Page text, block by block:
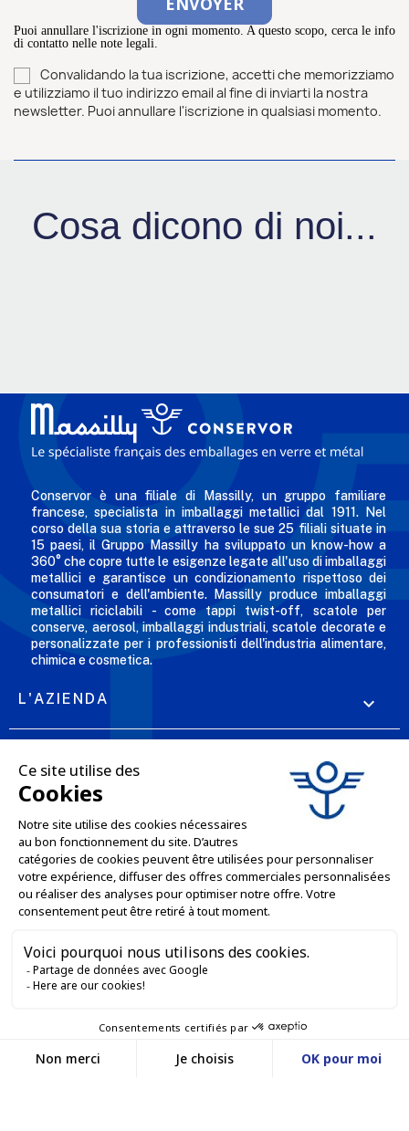
Puoi annullare l'iscrizione in ogni momento. A questo scopo, cerca le info
di contatto nelle note legali.
Convalidando la tua iscrizione, accetti che memorizziamo
e utilizziamo il tuo indirizzo email al fine di inviarti la nostra
newsletter. Puoi annullare l'iscrizione in qualsiasi momento.
Cosa dicono di noi...
Conservor è una filiale di Massilly, un gruppo familiare
francese, specialista in imballaggi metallici dal 1911. Nel
corso della sua storia e attraverso le sue 25 filiali situate in
15 paesi, il Gruppo Massilly ha sviluppato un know-how a
360° che copre tutte le esigenze legate all'uso di imballaggi
metallici e garantisce un condizionamento rispettoso dei
consumatori e dell'ambiente. Massilly produce imballaggi
metallici riciclabili - come tappi twist-off, scatole per
conserve, aerosol, imballaggi industriali, scatole decorate e
personalizzate per i professionisti dell'industria alimentare,
chimica e cosmetica.
L'AZIENDA 
LE NOSTRE OFFERTE
SERVIZI PROFESSIONALI
SERVIZI DI VENDITA ONLINE
RESTIAMO IN CONTATTO
SITO WEB DI E-COMMERCE
I NOSTRI UFFICI
Service client
entre 9h et 12h puis
entre 13h30 et 17h